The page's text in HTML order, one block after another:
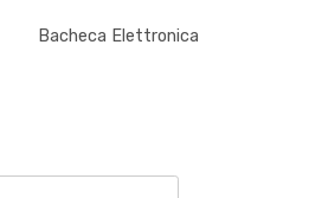
Bacheca Elettronica